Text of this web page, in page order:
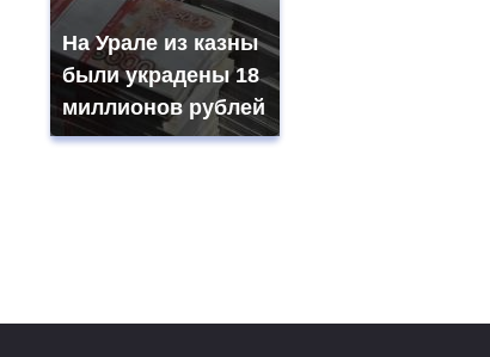
На Урале из казны
были украдены 18
миллионов рублей